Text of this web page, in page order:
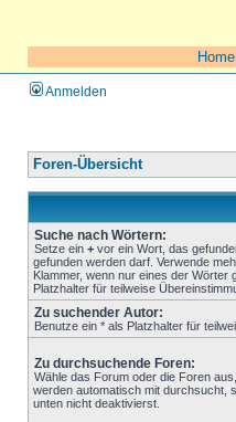
Home
Anmelden
Foren-Übersicht
Suche nach Wörtern:
Setze ein + vor ein Wort, das
gefunden werden darf. Verwende
Klammer, wenn nur eines der Wörter
Platzhalter für teilweise
Zu suchender Autor:
Benutze ein * als Platzhalter für
Zu durchsuchende Foren:
Wähle das Forum oder die Foren
werden automatisch mit durchsucht,
unten nicht deaktivierst.